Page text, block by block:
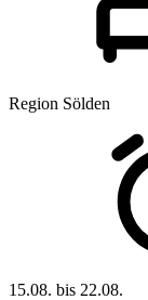
Region Sölden
15.08. bis 22.08.